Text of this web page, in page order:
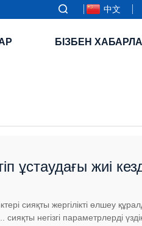
中文
БІЗБЕН
ұстаудағы жиі
сияқты жергілікті өлшеу
негізгі параметрлерді